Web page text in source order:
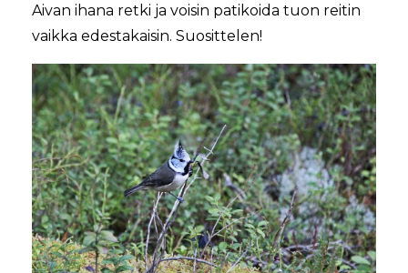
Aivan ihana retki ja voisin patikoida tuon reitin
vaikka edestakaisin. Suosittelen!